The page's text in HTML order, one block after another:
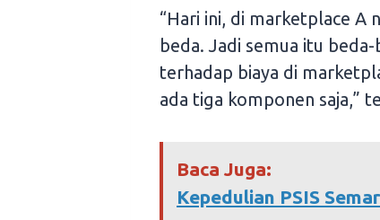
“Hari ini, di marketplace A
beda. Jadi semua itu
terhadap biaya di
ada tiga komponen saja,”
Baca Juga:
Kepedulian PSIS